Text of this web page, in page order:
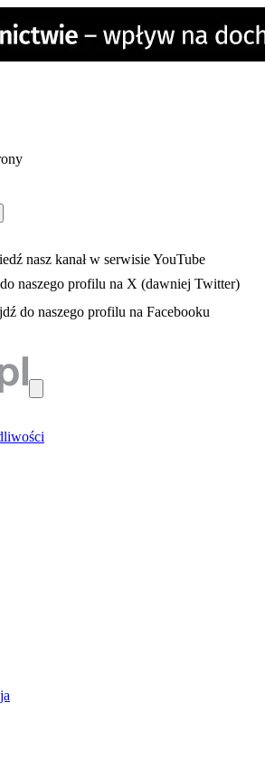
się w nowej karcie
się w nowej karcie
nasz kanał w serwisie YouTube
karcie
naszego profilu na X (dawniej Twitter)
otwiera się w nowej karcie
do naszego profilu na Facebooku